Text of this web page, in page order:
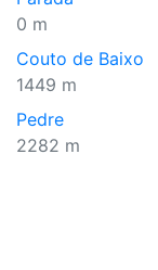
0 m
Couto de Baixo
1449 m
Pedre
2282 m